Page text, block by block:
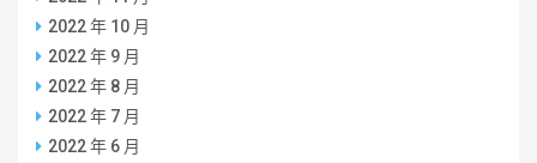
2022 年 10 月
2022 年 9 月
2022 年 8 月
2022 年 7 月
2022 年 6 月